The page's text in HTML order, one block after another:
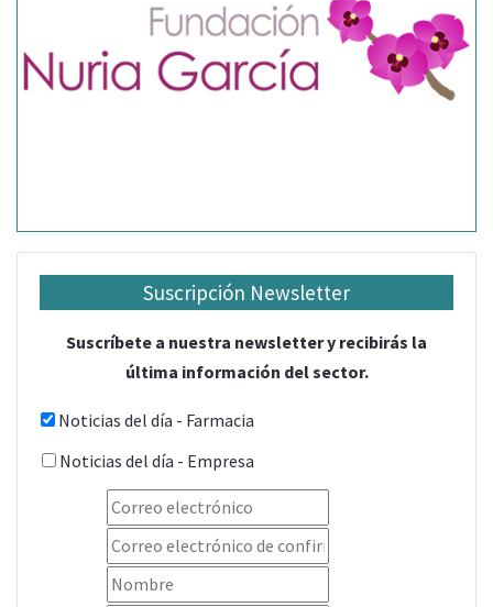
Suscripción Newsletter
Suscríbete a nuestra newsletter y recibirás la
última información del sector.
Noticias del día - Farmacia
Noticias del día - Empresa